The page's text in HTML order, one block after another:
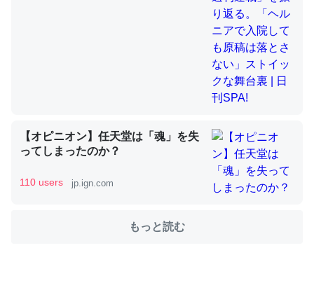
これを元に考えるとカルシウムを大量に使う脊椎動物と貝
類は苦労してるんだな…。腹足類だと殻を無くしてナメク
─ニュース :: 【研究発表】昆虫学の大問題＝「昆虫はなぜ海にいな
ウチもEchoを実家に置いて４年。でたまに覗いてる。ぼ
位置情報を共有してる。電池残量や充電中かが分かるので
【オピニオン】任天堂は「魂」を失
ってしまったのか？
110 users jp.ign.com
もっと読む